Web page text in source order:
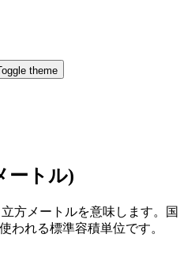
theme
ートル)
方メートルを意味します。国
われる標準容積単位です。